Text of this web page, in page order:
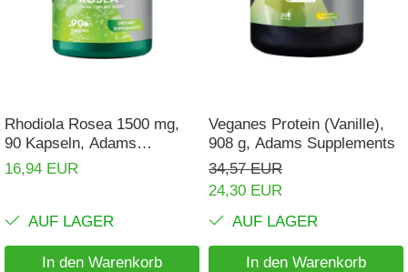
Rhodiola Rosea 1500 mg,
90 Kapseln, Adams
Supplements
16,94 EUR
AUF LAGER
In den Warenkorb
Veganes Protein (Vanille),
908 g, Adams Supplements
34,57 EUR
24,30 EUR
AUF LAGER
In den Warenkorb